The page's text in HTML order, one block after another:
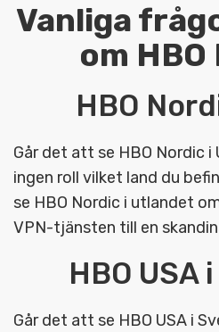
Vanliga
om
HBO
Går det att se HBO Nordic i
ingen roll vilket land du
se HBO Nordic i utlandet
VPN-tjänsten till en
HBO USA
Går det att se HBO USA i